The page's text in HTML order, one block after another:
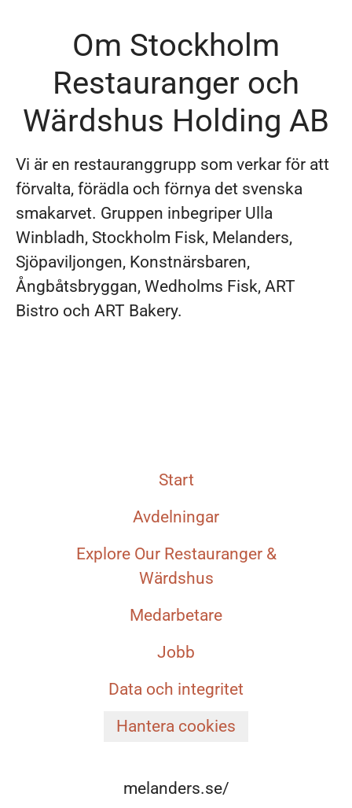
Om Stockholm
Restauranger och
Wärdshus Holding AB
Vi är en restauranggrupp som verkar för att
förvalta, förädla och förnya det svenska
smakarvet. Gruppen inbegriper Ulla
Winbladh, Stockholm Fisk, Melanders,
Sjöpaviljongen, Konstnärsbaren,
Ångbåtsbryggan, Wedholms Fisk, ART
Bistro och ART Bakery.
Start
Avdelningar
Explore Our Restauranger &
Wärdshus
Medarbetare
Jobb
Data och integritet
Hantera cookies
melanders.se/